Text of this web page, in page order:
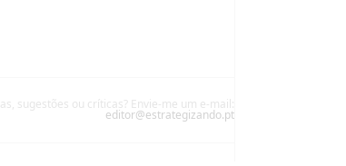
sugestões ou críticas? Envie-me um e-mail:
editor@estrategizando.pt